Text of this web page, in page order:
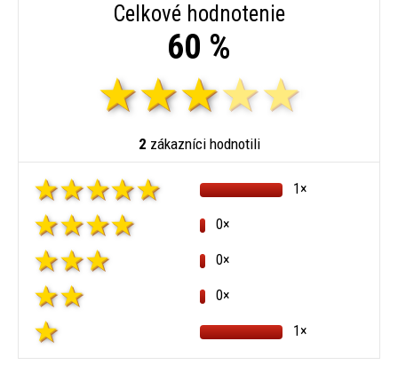
Celkové hodnotenie
60 %
2 zákazníci hodnotili
1×
0×
0×
0×
1×